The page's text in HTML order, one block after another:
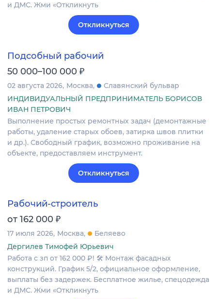
и ДМС. Жми «Откликнуть
Откликнуться
Подсобный рабочий
50 000–100 000 ₽
02 августа 2026 Москва
Славянский бульвар
ИНДИВИДУАЛЬНЫЙ ПРЕДПРИНИМАТЕЛЬ БОРИСОВ
ИВАН ПЕТРОВИЧ
Выполнение простых ремонтных задач (демонтажные
работы, удаление старых обоев, затирка швов плитки
и др.). Свободный график, возможно проживание на
объекте, предоставляем инструмент.
Откликнуться
Рабочий-строитель
от 162 000 ₽
17 июля 2026 Москва
Беляево
Дергилев Тимофей Юрьевич
Работа с зп от 162 000 ₽! 🛠 Монтаж фасадных
конструкций. График 5/2, официальное оформление,
выплаты без задержек. Бесплатное жилье, спецодежда
и ДМС. Жми «Откликнуть